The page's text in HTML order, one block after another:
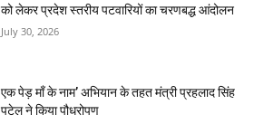
को लेकर प्रदेश स्तरीय पटवारियों का चरणबद्ध आंदोलन
July 30, 2026
एक पेड़ माँ के नाम’ अभियान के तहत मंत्री प्रहलाद सिंह
पटेल ने किया पौधरोपण